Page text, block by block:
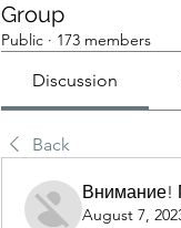
Group
Public · 173 members
Discussion
Back
Внимание!
August 7,